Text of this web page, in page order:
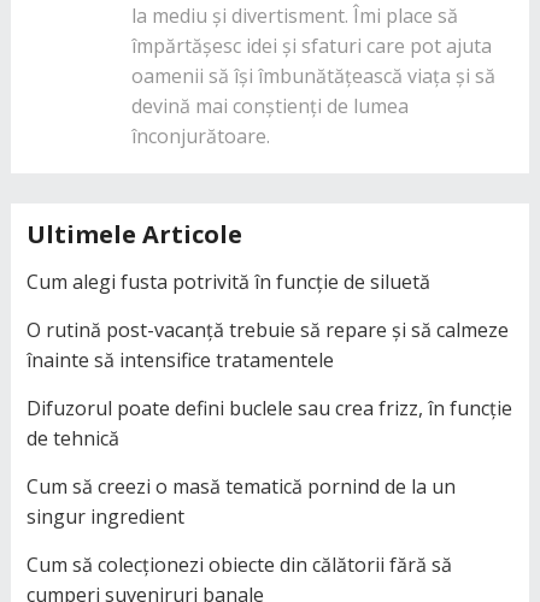
la mediu și divertisment. Îmi place să
împărtășesc idei și sfaturi care pot ajuta
oamenii să își îmbunătățească viața și să
devină mai conștienți de lumea
înconjurătoare.
Ultimele Articole
Cum alegi fusta potrivită în funcție de siluetă
O rutină post-vacanță trebuie să repare și să calmeze
înainte să intensifice tratamentele
Difuzorul poate defini buclele sau crea frizz, în funcție
de tehnică
Cum să creezi o masă tematică pornind de la un
singur ingredient
Cum să colecționezi obiecte din călătorii fără să
cumperi suveniruri banale